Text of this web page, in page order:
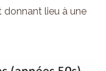
donnant lieu à une